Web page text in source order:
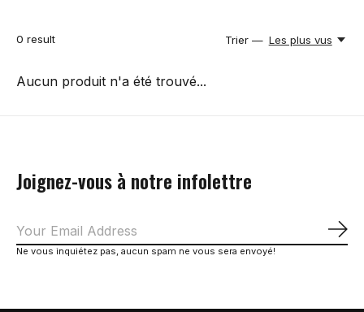
0 result Trier — Les plus vus
Aucun produit n'a été trouvé...
Joignez-vous à notre infolettre
Ne vous inquiétez pas, aucun spam ne vous sera envoyé!